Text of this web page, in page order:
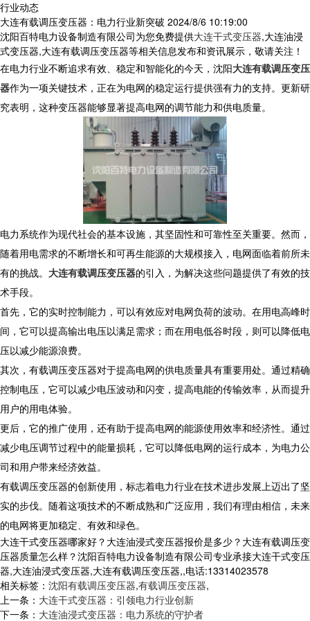
行业动态
大连有载调压变压器：电力行业新突破 2024/8/6 10:19:00
沈阳百特电力设备制造有限公司为您免费提供大连干式变压器,大连油浸
式变压器,大连有载调压变压器等相关信息发布和资讯展示，敬请关注！
在电力行业不断追求有效、稳定和智能化的今天，沈阳大连有载调压变压
器作为一项关键技术，正在为电网的稳定运行提供强有力的支持。更新研
究表明，这种变压器能够显著提高电网的调节能力和供电质量。
电力系统作为现代社会的基本设施，其坚固性和可靠性至关重要。然而，
随着用电需求的不断增长和可再生能源的大规模接入，电网面临着前所未
有的挑战。 大连有载调压变压器的引入，为解决这些问题提供了有效的技
术手段。
首先，它的实时控制能力，可以有效应对电网负荷的波动。在用电高峰时
间，它可以提高输出电压以满足需求；而在用电低谷时段，则可以降低电
压以减少能源浪费。
其次，有载调压变压器对于提高电网的供电质量具有重要用处。通过精确
控制电压，它可以减少电压波动和闪变，提高电能的传输效率，从而提升
用户的用电体验。
更后，它的推广使用，还有助于提高电网的能源使用效率和经济性。通过
减少电压调节过程中的能量损耗，它可以降低电网的运行成本，为电力公
司和用户带来经济效益。
有载调压变压器的创新使用，标志着电力行业在技术进步发展上迈出了坚
实的步伐。随着这项技术的不断成熟和广泛应用，我们有理由相信，未来
的电网将更加稳定、有效和绿色。
大连干式变压器哪家好？大连油浸式变压器报价是多少？大连有载调压变
压器质量怎么样？沈阳百特电力设备制造有限公司专业承接大连干式变压
器,大连油浸式变压器,大连有载调压变压器,,电话:13314023578
相关标签： 沈阳有载调压变压器,有载调压变压器,
上一条： 大连干式变压器：引领电力行业创新
下一条： 大连油浸式变压器：电力系统的守护者